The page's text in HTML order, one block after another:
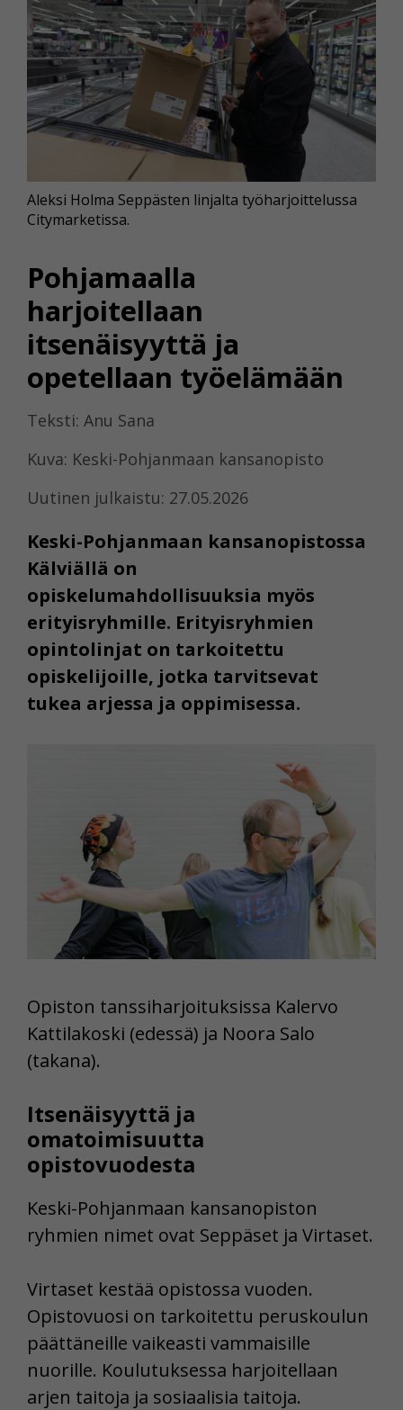
Pohjamaalla
harjoitellaan
itsenäisyyttä ja
opetellaan työelämään
Teksti: Anu Sana
Kuva: Keski-Pohjanmaan kansanopisto
Uutinen julkaistu: 27.05.2026
Keski-Pohjanmaan kansanopistossa
Kälviällä on
opiskelumahdollisuuksia myös
erityisryhmille. Erityisryhmien
opintolinjat on tarkoitettu
opiskelijoille, jotka tarvitsevat
tukea arjessa ja oppimisessa.
Aleksi Holma Seppästen linjalta työharjoittelussa
Citymarketissa.
Opiston tanssiharjoituksissa Kalervo
Kattilakoski (edessä) ja Noora Salo
(takana).
Itsenäisyyttä ja
omatoimisuutta
opistovuodesta
Keski-Pohjanmaan kansanopiston
ryhmien nimet ovat Seppäset ja Virtaset.
Virtaset kestää opistossa vuoden.
Opistovuosi on tarkoitettu peruskoulun
päättäneille vaikeasti vammaisille
nuorille. Koulutuksessa harjoitellaan
arjen taitoja ja sosiaalisia taitoja.